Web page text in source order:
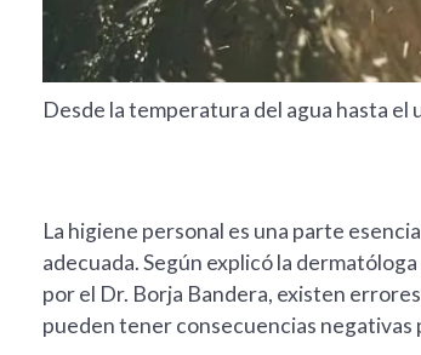
Desde la temperatura del agua hasta el
La higiene personal es una parte
adecuada. Según explicó la
por el Dr. Borja Bandera, existen
pueden tener consecuencias negativas